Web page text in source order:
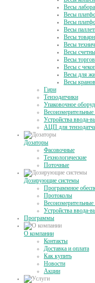
Весы
Весы
Весы
Весы
Весы
Весы
Весы
Весы
Весы с
Весы для
Весы
Гири
Тензодатчики
Упаковочное
Весоизмерительные
Устройства ввода-
АЦП для
Дозаторы
Фасовочные
Технологические
Поточные
Дозирующие системы
Программное
Протоколы
Весоизмерительные
Устройства ввода-
Программы
О компании
Контакты
Доставка и оплата
Как купить
Новости
Акции